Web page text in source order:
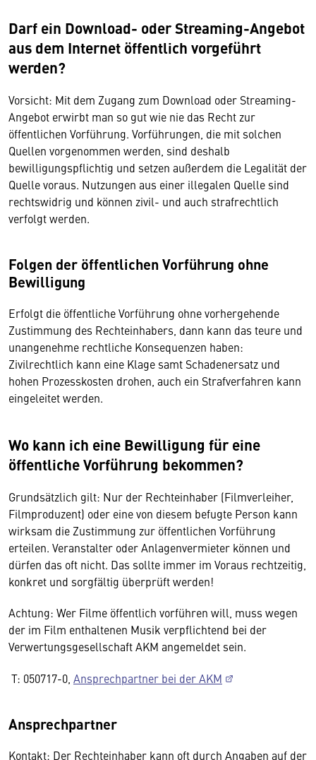
Darf ein Download- oder Streaming-Angebot
aus dem Internet öffentlich vorgeführt
werden?
Vorsicht: Mit dem Zugang zum Download oder Streaming-
Angebot erwirbt man so gut wie nie das Recht zur
öffentlichen Vorführung. Vorführungen, die mit solchen
Quellen vorgenommen werden, sind deshalb
bewilligungspflichtig und setzen außerdem die Legalität der
Quelle voraus. Nutzungen aus einer illegalen Quelle sind
rechtswidrig und können zivil- und auch strafrechtlich
verfolgt werden.
Folgen der öffentlichen Vorführung ohne
Bewilligung
Erfolgt die öffentliche Vorführung ohne vorhergehende
Zustimmung des Rechteinhabers, dann kann das teure und
unangenehme rechtliche Konsequenzen haben:
Zivilrechtlich kann eine Klage samt Schadenersatz und
hohen Prozesskosten drohen, auch ein Strafverfahren kann
eingeleitet werden.
Wo kann ich eine Bewilligung für eine
öffentliche Vorführung bekommen?
Grundsätzlich gilt: Nur der Rechteinhaber (Filmverleiher,
Filmproduzent) oder eine von diesem befugte Person kann
wirksam die Zustimmung zur öffentlichen Vorführung
erteilen. Veranstalter oder Anlagenvermieter können und
dürfen das oft nicht. Das sollte immer im Voraus rechtzeitig,
konkret und sorgfältig überprüft werden!
Achtung: Wer Filme öffentlich vorführen will, muss wegen
der im Film enthaltenen Musik verpflichtend bei der
Verwertungsgesellschaft AKM angemeldet sein.
T: 050717-0, Ansprechpartner bei der AKM
Ansprechpartner
Kontakt: Der Rechteinhaber kann oft durch Angaben auf der